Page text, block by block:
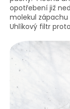
opotřebení již
molekul
Uhlíkový filtr